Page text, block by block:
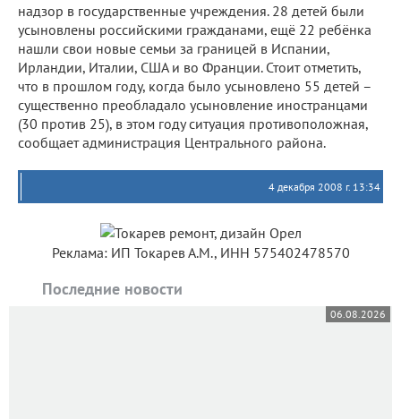
надзор в государственные учреждения. 28 детей были
усыновлены российскими гражданами, ещё 22 ребёнка
нашли свои новые семьи за границей в Испании,
Ирландии, Италии, США и во Франции. Стоит отметить,
что в прошлом году, когда было усыновлено 55 детей –
существенно преобладало усыновление иностранцами
(30 против 25), в этом году ситуация противоположная,
сообщает администрация Центрального района.
4 декабря 2008 г. 13:34
Реклама: ИП Токарев А.М., ИНН 575402478570
Последние новости
06.08.2026